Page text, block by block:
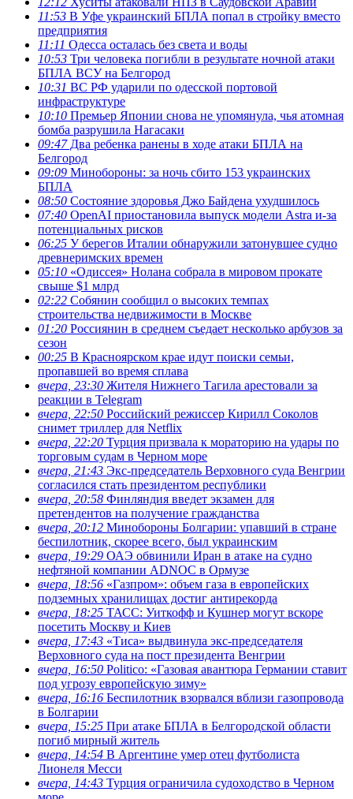
11:53 В Уфе украинский БПЛА попал в стройку вместо
предприятия
11:11 Одесса осталась без света и воды
10:53 Три человека погибли в результате ночной атаки
БПЛА ВСУ на Белгород
10:31 ВС РФ ударили по одесской портовой
инфраструктуре
10:10 Премьер Японии снова не упомянула, чья атомная
бомба разрушила Нагасаки
09:47Два ребенка ранены в ходе атаки БПЛА на
Белгород
09:09 Минобороны: за ночь сбито 153 украинских
БПЛА
08:50 Состояние здоровья Джо Байдена ухудшилось
07:40 OpenAI приостановила выпуск модели Astra и-за
потенциальных рисков
06:25 У берегов Италии обнаружили затонувшее судно
древнеримских времен
05:10 «Одиссея» Нолана собрала в мировом прокате
свыше $1 млрд
02:22 Собянин сообщил о высоких темпах
строительства недвижимости в Москве
01:20 Россиянин в среднем съедает несколько арбузов за
сезон
00:25 В Красноярском крае идут поиски семьи,
пропавшей во время сплава
вчера, 23:30 Жителя Нижнего Тагила арестовали за
реакции в Теlegram
вчера, 22:50 Российский режиссер Кирилл Соколов
снимет триллер для Netflix
вчера, 22:20 Турция призвала к мораторию на удары по
торговым судам в Черном море
вчера, 21:43 Экс-председатель Верховного суда Венгрии
согласился стать президентом республики
вчера, 20:58 Финляндия введет экзамен для
претендентов на получение гражданства
вчера, 20:12 Минобороны Болгарии: упавший в стране
беспилотник, скорее всего, был украинским
вчера, 19:29 ОАЭ обвинили Иран в атаке на судно
нефтяной компании ADNOC в Ормузе
вчера, 18:56 «Газпром»: объем газа в европейских
подземных хранилищах достиг антирекорда
вчера, 18:25 ТАСС: Уиткофф и Кушнер могут вскоре
посетить Москву и Киев
вчера, 17:43 «Тиса» выдвинула экс-председателя
Верховного суда на пост президента Венгрии
вчера, 16:50 Politico: «Газовая авантюра Германии ставит
под угрозу европейскую зиму»
вчера, 16:16 Беспилотник взорвался вблизи газопровода
в Болгарии
вчера, 15:25 При атаке БПЛА в Белгородской области
погиб мирный житель
вчера, 14:54 В Аргентине умер отец футболиста
Лионеля Месси
вчера, 14:43 Турция ограничила судоходство в Черном